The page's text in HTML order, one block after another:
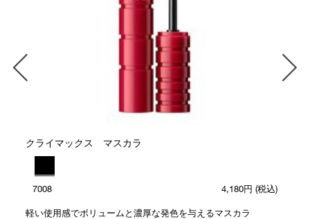
クライマックス マスカラ
7008 4,180円 (税込)
軽い使用感でボリュームと濃厚な発色を与えるマスカラ